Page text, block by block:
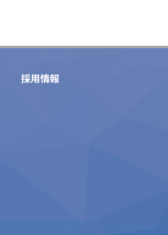
採用情報